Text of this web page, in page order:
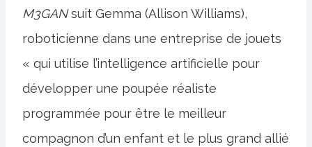
M3GANsuit Gemma (Allison Williams),
roboticienne dans une entreprise de jouets
« qui utilise l’intelligence artificielle pour
développer une poupée réaliste
programmée pour être le meilleur
compagnon d’un enfant et le plus grand allié